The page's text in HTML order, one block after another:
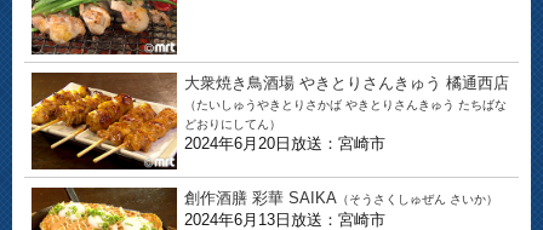
大衆焼き鳥酒場 やきとりさんきゅう 橘通西店
（たいしゅうやきとりさかば やきとりさんきゅう たちばな
どおりにしてん）
2024年6月20日放送：宮崎市
創作酒膳 彩華 SAIKA （そうさくしゅぜん さいか）
2024年6月13日放送：宮崎市